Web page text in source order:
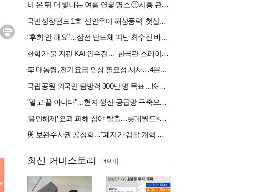
비 온 뒤 더 빛나는 여름 연꽃 명소 ①시흥 관곡지
국민성장펀드 1호 '신안우이 해상풍력' 첫삽…바람소득 시동[하반기 에너지②]
“후회 안 해요”…삼전 반도체 떠난 최수진 바텐더의 ‘피어오름’[피플]
한화가 불 지핀 KAI 인수전… '한국판 스페이스X' 탄생 촉각[다시 나는 K방산③]
李 대통령, 전기요금 인상 필요성 시사…4분기엔 오를까
국립공원 외국인 탐방객 300만 명 목표…K-트레킹 키운다
"팔고 끝 아니다"…현지 생산·공급망 구축으로 글로벌 진입장벽 돌파[다시 나는 K방산②]
‘봉인해제’ 요괴 피해 심야 탈출…롯데월드×당근
與 보완수사권 공청회…"폐지가 검찰 개혁 아냐" vs "보완수사권은 전면 재수사권"(종합)
최신 커버스토리 더보기